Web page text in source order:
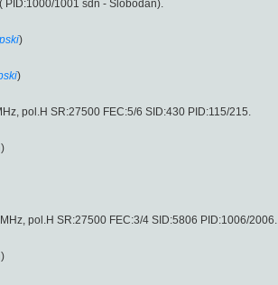
PID:1000/1001 sdn - Slobodan).
)
)
pol.H SR:27500 FEC:5/6 SID:430 PID:115/215.
pol.H SR:27500 FEC:3/4 SID:5806 PID:1006/2006.